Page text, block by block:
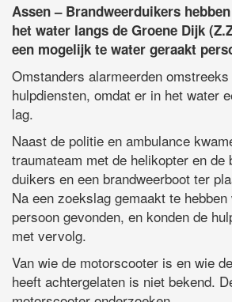
Assen – Brandweerduikers
het water langs de Groene Dijk
een mogelijk te water geraakt
Omstanders alarmeerden
hulpdiensten, omdat er in het water
lag.
Naast de politie en ambulance
traumateam met de helikopter en de
duikers en een brandweerboot ter
Na een zoekslag gemaakt te
persoon gevonden, en konden de
met vervolg.
Van wie de motorscooter is en wie
heeft achtergelaten is niet bekend.